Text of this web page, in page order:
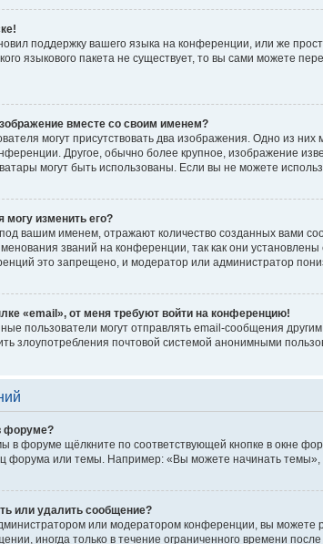
поддержку вашего языка на конференции, или же
языкового пакета не существует, то вы сами можете
вместе со своим именем?
могут присутствовать два изображения. Одно из
Другое, обычно более крупное, изображение
могут быть использованы. Если вы не можете
могу изменить его?
вашим именем, отражают количество созданных вами
званий на конференции, так как они
это запрещено, и модератор или администратор
«email», от меня требуют войти на конференцию!
пользователи могут отправлять email-сообщения
злоупотребления почтовой системой анонимными
форуме?
в форуме щёлкните по соответствующей кнопке в окне
форума или темы. Например: «Вы можете начинать темы»,
или удалить сообщение?
или модератором конференции, вы можете
иногда только в течение ограниченного времени